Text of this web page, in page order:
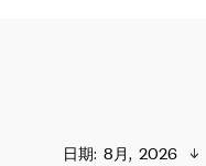
日期: 8月,  2026